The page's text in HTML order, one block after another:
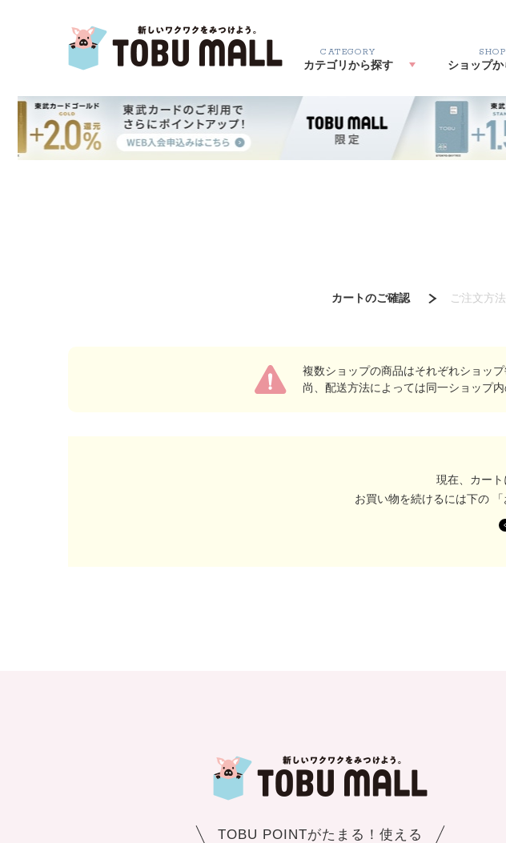
CATEGORY
カテゴリから探す
SHOP
ショップ
カートのご確認 ご注文方
複数ショップの商品はそれぞれショッ
尚、配送方法によっては同一ショップ
現在、カート
お買い物を続けるには下の
TOBU POINTがたまる！使える